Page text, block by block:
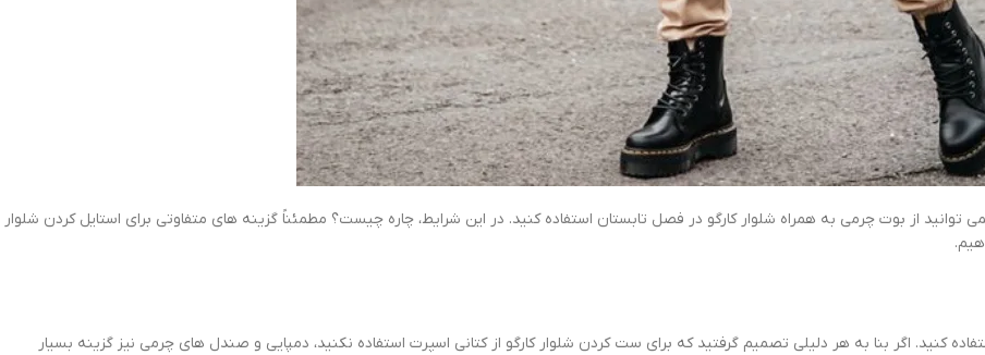
از بوت چرمی به همراه شلوار کارگو در فصل تابستان استفاده کنید. در این شرایط، چاره چیست؟ مطمئناً گزینه های متفاوتی برای استایل کردن شلوار
کنید. اگر بنا به هر دلیلی تصمیم گرفتید که برای ست کردن شلوار کارگو از کتانی اسپرت استفاده نکنید، دمپایی و صندل های چرمی نیز گزینه بسیار